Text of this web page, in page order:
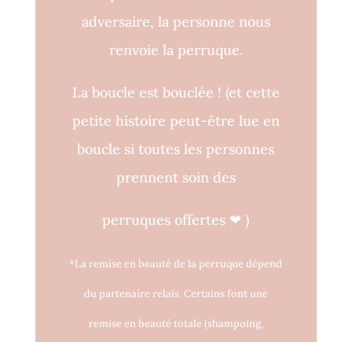
adversaire, la personne nous
renvoie la perruque.
La boucle est bouclée ! (et cette
petite histoire peut-être lue en
boucle si toutes les personnes
prennent soin des
perruques offertes ❤)
*La remise en beauté de la perruque dépend
du partenaire relais. Certains font une
remise en beauté totale (shampoing,